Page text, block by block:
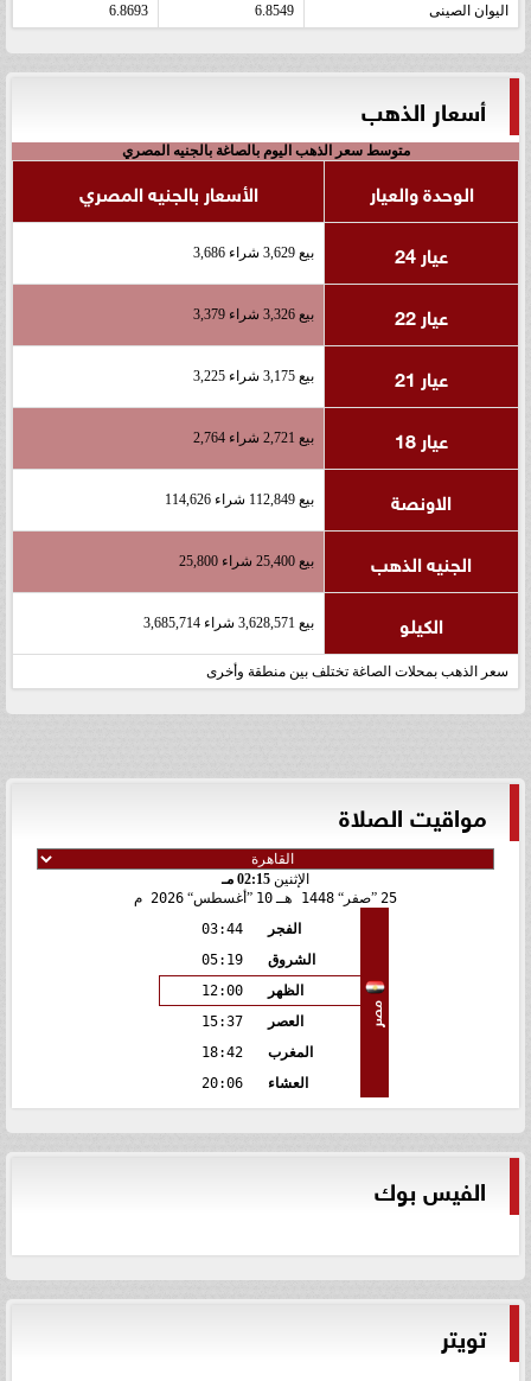
اليوان الصينى 6.8549
6.8693
أسعار الذهب
متوسط سعر الذهب اليوم بالصاغة بالجنيه المصري
الوحدة والعيار
الأسعار بالجنيه المصري
عيار 24
بيع 3,629 شراء 3,686
عيار 22 بيع 3,326 شراء 3,379
عيار 21 بيع 3,175 شراء 3,225
عيار 18 بيع 2,721 شراء 2,764
الاونصة بيع 112,849 شراء 114,626
الجنيه الذهب بيع 25,400 شراء 25,800
الكيلو بيع 3,628,571 شراء 3,685,714
سعر الذهب بمحلات الصاغة تختلف بين منطقة وأخرى
مواقيت الصلاة
الإثنين 02:15 مـ
25
صفر 1448 هـ 10 أغسطس 2026 م
مصر
الفجر
03:44
الشروق
05:19
الظهر
12:00
العصر
15:37
المغرب
18:42
العشاء
20:06
الفيس بوك
تويتر